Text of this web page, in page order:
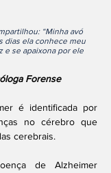
“Minha avó
dias ela conhece meu
e se apaixona por ele
Forense
é identificada por
no cérebro que
cerebrais.
de Alzheimer